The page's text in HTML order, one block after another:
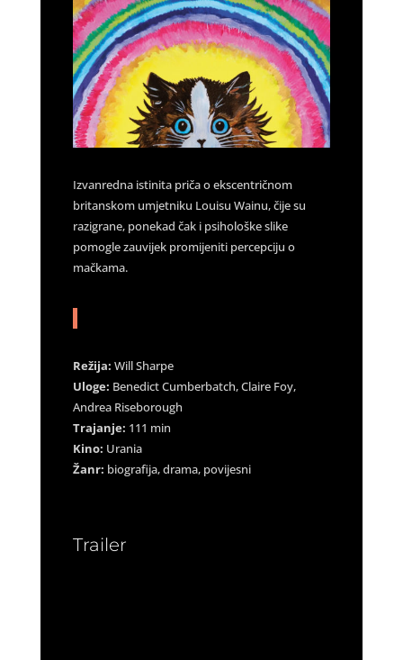
Izvanredna istinita priča o ekscentričnom
britanskom umjetniku Louisu Wainu, čije su
razigrane, ponekad čak i psihološke slike
pomogle zauvijek promijeniti percepciju o
mačkama.
Režija: Will Sharpe
Uloge: Benedict Cumberbatch, Claire Foy,
Andrea Riseborough
Trajanje: 111 min
Kino: Urania
Žanr: biografija, drama, povijesni
Trailer